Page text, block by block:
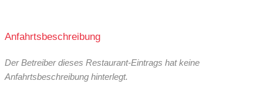
Anfahrtsbeschreibung
Der Betreiber dieses Restaurant-Eintrags hat keine
Anfahrtsbeschreibung hinterlegt.